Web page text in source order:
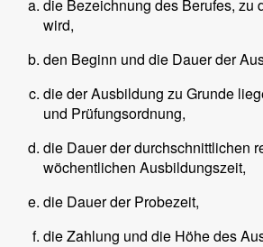
die Bezeichnung des Berufes, zu
wird,
den Beginn und die Dauer der
die der Ausbildung zu Grunde
und Prüfungsordnung,
die Dauer der durchschnittlichen
wöchentlichen Ausbildungszeit,
die Dauer der Probezeit,
die Zahlung und die Höhe des